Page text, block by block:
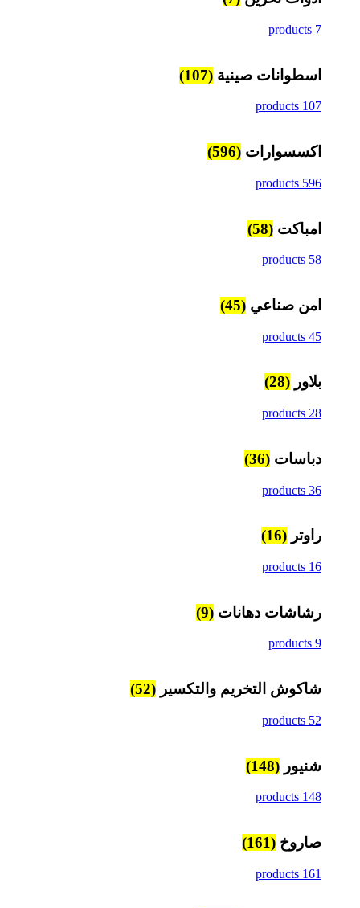
7 products
اسطوانات صينية (107)
107 products
اكسسوارات (596)
596 products
امباكت (58)
58 products
امن صناعي (45)
45 products
بلاور (28)
28 products
دباسات (36)
36 products
راوتر (16)
16 products
رشاشات دهانات (9)
9 products
شاكوش التخريم والتكسير (52)
52 products
شنيور (148)
148 products
صاروخ (161)
161 products